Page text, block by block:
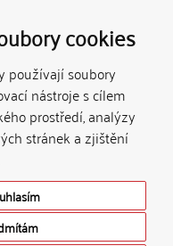
cookies
používají soubory
nástroje s cílem
prostředí, analýzy
stránek a zjištění